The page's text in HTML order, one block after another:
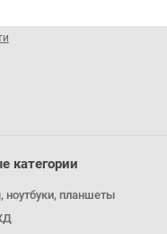
категории
планшеты